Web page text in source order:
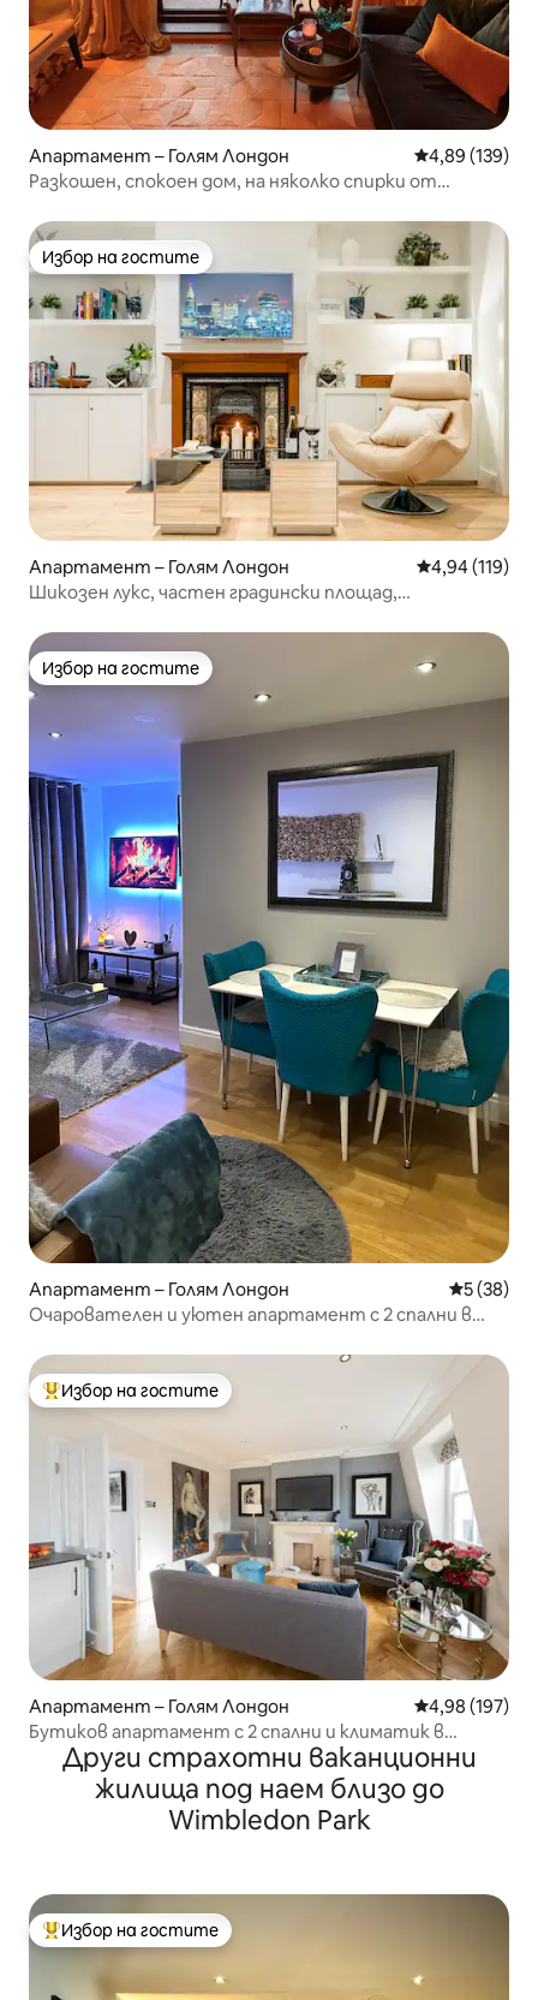
Апартамент – Голям Лондон Средна
4,89 (139)
Разкошен, спокоен дом, на няколко спирки от
Избор на гостите
Избор на гостите
Апартамент – Голям Лондон Средна
4,94 (119)
Шикозен лукс, частен градински площад,
Избор на гостите
Избор на гостите
Апартамент – Голям Лондон Средна
5 (38)
Очарователен и уютен апартамент с 2 спални в
Най-популярен избор на гостите
Избор на гостите
Апартамент – Голям Лондон Средна
4,98 (197)
Бутиков апартамент с 2 спални и климатик в
центъра на Лондон
Други страхотни ваканционни
жилища под наем близо до
Wimbledon Park
Най-популярен избор на гостите
Избор на гостите